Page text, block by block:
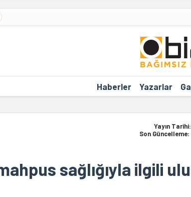
Haberler Yazarlar
Yayın Tarihi:
Son Güncelleme:
sağlığıyla ilgili